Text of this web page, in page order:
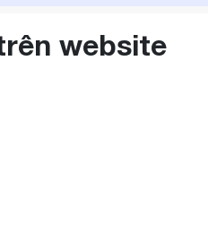
website